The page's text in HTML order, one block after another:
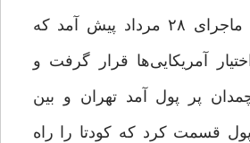
خود فرض کرد، ماجرای ۲۸ مرداد پیش آمد که
آمریکایی‌ها قرار گرفت و
پر پول آمد تهران و بین
قسمت کرد که کودتا را راه